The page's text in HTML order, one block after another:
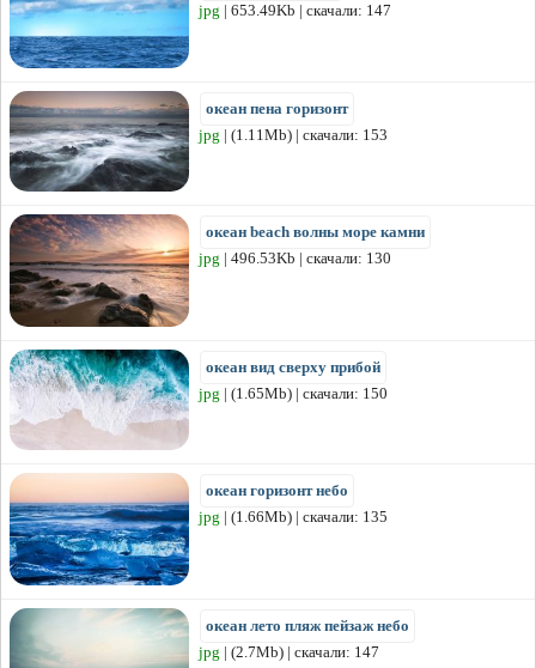
jpg | 653.49Kb | скачали: 147
океан пена горизонт
jpg | (1.11Mb) | скачали: 153
океан beach волны море камни
jpg | 496.53Kb | скачали: 130
океан вид сверху прибой
jpg | (1.65Mb) | скачали: 150
океан горизонт небо
jpg | (1.66Mb) | скачали: 135
океан лето пляж пейзаж небо
jpg | (2.7Mb) | скачали: 147